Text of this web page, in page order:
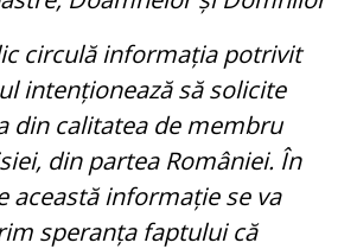
circulă informația potrivit
intenționează să solicite
din calitatea de membru
din partea României. În
această informație se va
speranța faptului că